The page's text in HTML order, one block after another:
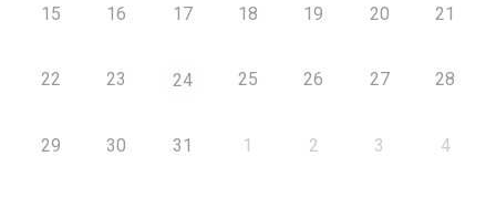
15 16 17 18 19 20 21
22 23 24 25 26 27 28
29 30 31 1 2 3 4